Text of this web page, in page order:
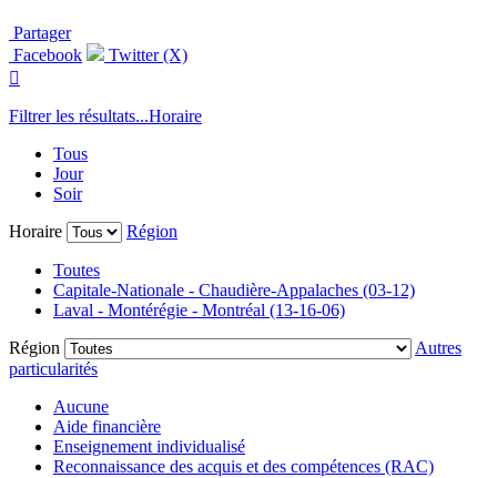
Partager
Facebook
Twitter (X)

Filtrer les résultats...Horaire
Tous
Jour
Soir
Horaire
Région
Toutes
Capitale-Nationale - Chaudière-Appalaches (03-12)
Laval - Montérégie - Montréal (13-16-06)
Région
Autres
particularités
Aucune
Aide financière
Enseignement individualisé
Reconnaissance des acquis et des compétences (RAC)